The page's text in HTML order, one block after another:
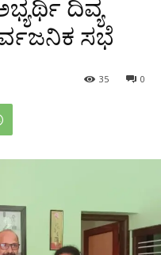
ದಿವ್ಯ
ಸಭೆ
0
35